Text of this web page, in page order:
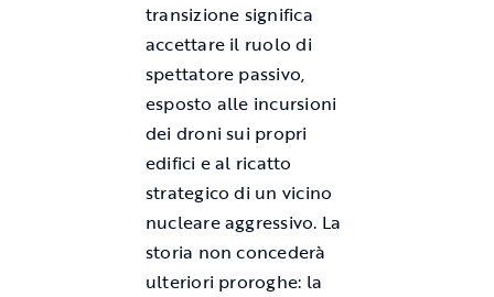
transizione significa
accettare il ruolo di
spettatore passivo,
esposto alle incursioni
dei droni sui propri
edifici e al ricatto
strategico di un vicino
nucleare aggressivo. La
storia non concederà
ulteriori proroghe: la